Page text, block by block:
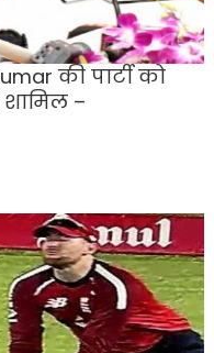
की पार्टी को
–